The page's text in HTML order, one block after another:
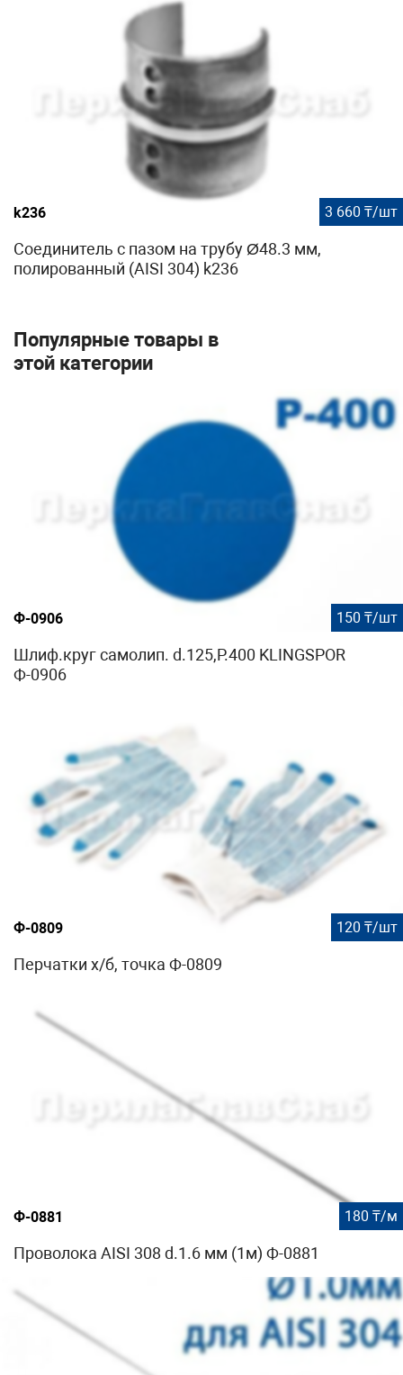
k236 3 660 ₸/шт
Соединитель с пазом на трубу Ø48.3 мм,
полированный (AISI 304) k236
Популярные товары в
этой категории
Ф-0906 150 ₸/шт
Шлиф.круг самолип. d.125,P.400 KLINGSPOR
Ф-0906
Ф-0809 120 ₸/шт
Перчатки х/б, точка Ф-0809
Ф-0881 180 ₸/м
Проволока AISI 308 d.1.6 мм (1м) Ф-0881